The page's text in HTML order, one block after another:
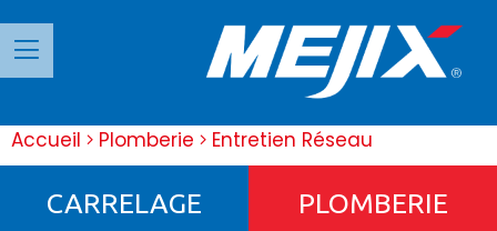
Accueil Plomberie Entretien Réseau
CARRELAGE PLOMBERIE